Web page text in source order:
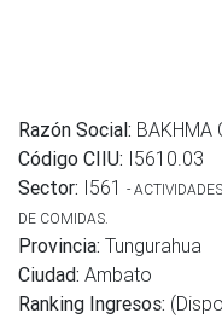
Razón Social: BAKHMA
Código CIIU: I5610.03
Sector: I561 -
DE COMIDAS.
Provincia: Tungurahua
Ciudad: Ambato
Ranking Ingresos: